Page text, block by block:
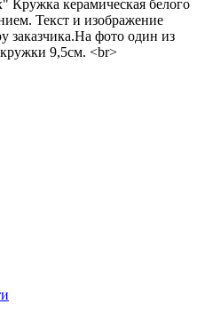
Кружка керамическая белого
Текст и изображение
заказчика.На фото один из
9,5см. <br>